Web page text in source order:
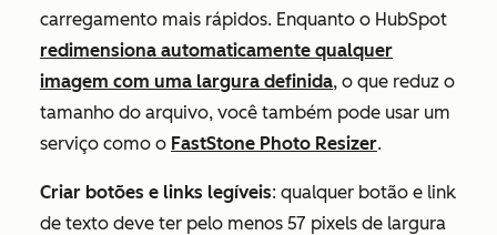
carregamento mais rápidos. Enquanto o HubSpot
redimensiona automaticamente qualquer
imagem com uma largura definida, o que reduz o
tamanho do arquivo, você também pode usar um
serviço como o FastStone Photo Resizer.
Criar botões e links legíveis: qualquer botão e link
de texto deve ter pelo menos 57 pixels de largura